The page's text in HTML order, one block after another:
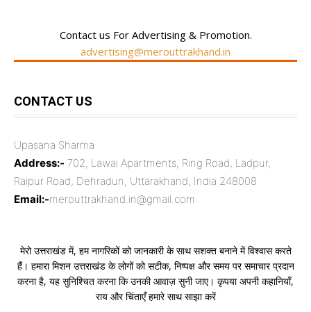
Contact us For Advertising & Promotion.
advertising@merouttrakhand.in
CONTACT US
Upasana Sharma
Address:- 702, Lawai Apartments, Ring Road, Ladpur,
Raipur Road, Dehradun, Uttarakhand, India 248008
Email:-merouttrakhand.in@gmail.com
मेरो उत्तराखंड में, हम नागरिकों को जानकारी के साथ सशक्त बनाने में विश्वास करते
हैं। हमारा मिशन उत्तराखंड के लोगों को सटीक, निष्पक्ष और समय पर समाचार प्रदान
करना है, यह सुनिश्चित करना कि उनकी आवाज़ सुनी जाए। कृपया अपनी कहानियाँ,
राय और चिंताएँ हमारे साथ साझा करें